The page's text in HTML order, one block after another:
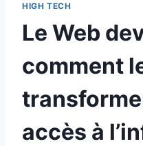
HIGH TECH
Le Web
comment
accès à